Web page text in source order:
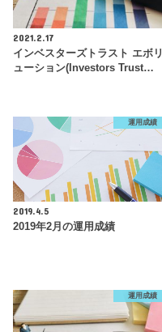
2021.2.17
インベスターズトラスト エボリ
ューション(Investors Trust…
運用成績
2019.4.5
2019年2月の運用成績
運用成績